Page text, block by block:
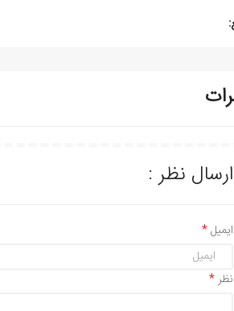
ارسال نظر :
ایمیل
نظر